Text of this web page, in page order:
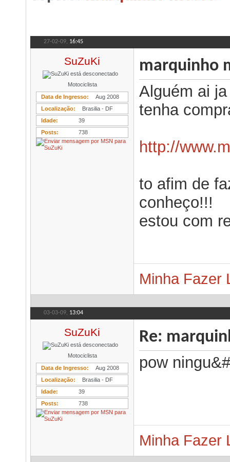
27-02-09, 16:45
SuZuKi
Motociclista
Data de Ingresso
Aug 2008
Localização
Brasilia - DF
Idade
39
Posts
738
marquinho
Alguém ai
tenha
http://
to afim de
conheço!!!
estou com
Minha Fazer
03-03-09, 13:04
SuZuKi
Motociclista
Data de Ingresso
Aug 2008
Localização
Brasilia - DF
Idade
39
Posts
738
Re:
pow
Minha Fazer